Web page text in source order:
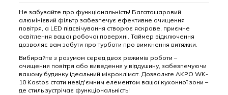
Не забувайте про функціональність! Багатошаровий
алюмінієвий фільтр забезпечує ефективне очищення
повітря, а LED підсвічування створює яскраве, приємне
освітлення вашої робочої поверхні. Таймер відключення
дозволяє вам забути про турботи про вимкнення витяжки.
Вибирайте з розумом серед двох режимів роботи –
очищення повітря або виведення у віддушину, забезпечуючи
вашому будинку ідеальний мікроклімат. Дозвольте AKPO WK-
10 Kastos стати невід'ємним елементом вашої кухонної зони –
де стиль зустрічає функціональність!